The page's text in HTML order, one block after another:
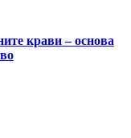
крави – основа